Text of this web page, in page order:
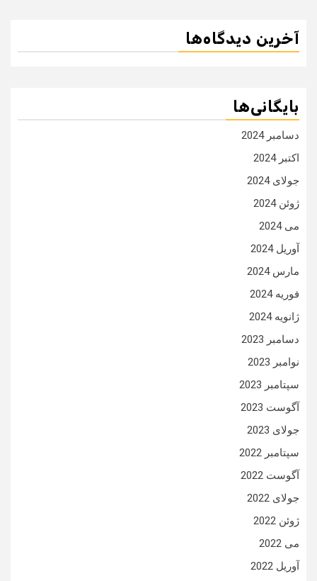
آخرین دیدگاه‌ها
بایگانی‌ها
دسامبر 2024
اکتبر 2024
جولای 2024
ژوئن 2024
می 2024
آوریل 2024
مارس 2024
فوریه 2024
ژانویه 2024
دسامبر 2023
نوامبر 2023
سپتامبر 2023
آگوست 2023
جولای 2023
سپتامبر 2022
آگوست 2022
جولای 2022
ژوئن 2022
می 2022
آوریل 2022